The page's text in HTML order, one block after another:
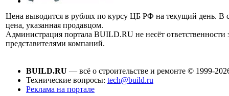
Цена выводится в рублях по курсу ЦБ РФ на текущий день. В
цена, указанная продавцом.
Администрация портала BUILD.RU не несёт
представителями компаний.
BUILD.RU — всё о строительстве и ремонте © 1999-
Технические вопросы: tech@build.ru
Реклама на портале